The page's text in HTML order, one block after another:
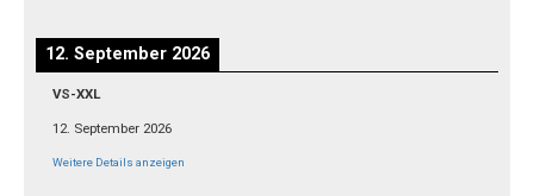
12. September 2026
VS-XXL
12. September 2026
Weitere Details anzeigen